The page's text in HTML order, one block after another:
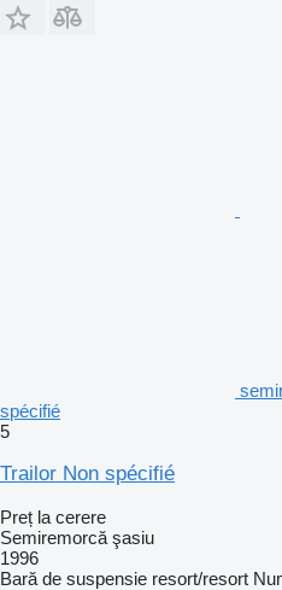
spécifié
5
Trailor Non spécifié
Preț la cerere
Semiremorcă şasiu
1996
Bară de suspensie resort/resort